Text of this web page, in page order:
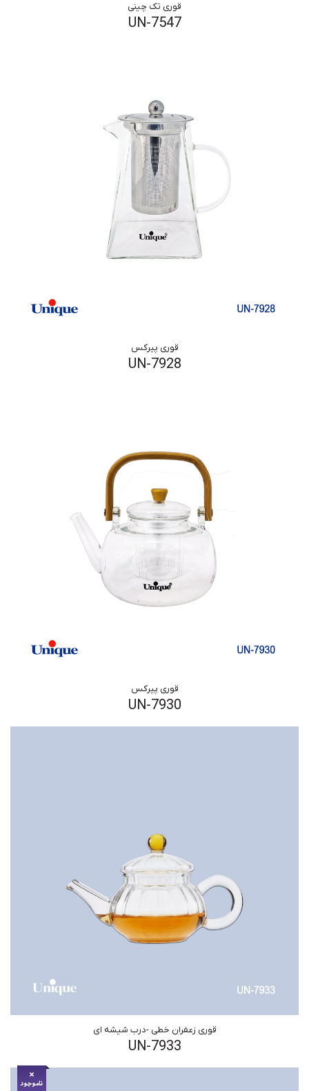
قوری تک چینی
UN-7547
قوری پیرکس
UN-7928
قوری پیرکس
UN-7930
قوری زعفران خطی -درب شیشه ای
UN-7933